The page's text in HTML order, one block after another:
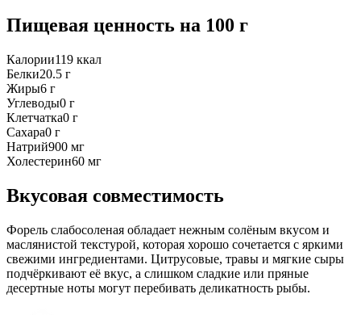
Пищевая ценность на 100 г
Калории119 ккал
Белки20.5 г
Жиры6 г
Углеводы0 г
Клетчатка0 г
Сахара0 г
Натрий900 мг
Холестерин60 мг
Вкусовая совместимость
Форель слабосоленая обладает нежным солёным вкусом и
маслянистой текстурой, которая хорошо сочетается с яркими
свежими ингредиентами. Цитрусовые, травы и мягкие сыры
подчёркивают её вкус, а слишком сладкие или пряные
десертные ноты могут перебивать деликатность рыбы.